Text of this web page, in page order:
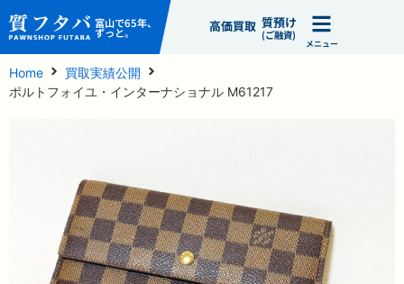
富山で65年、
ずっと。 高価買取 質預け
(ご融資)
メニュー
Home
買取実績公開
ポルトフォイユ・インターナショナル M61217